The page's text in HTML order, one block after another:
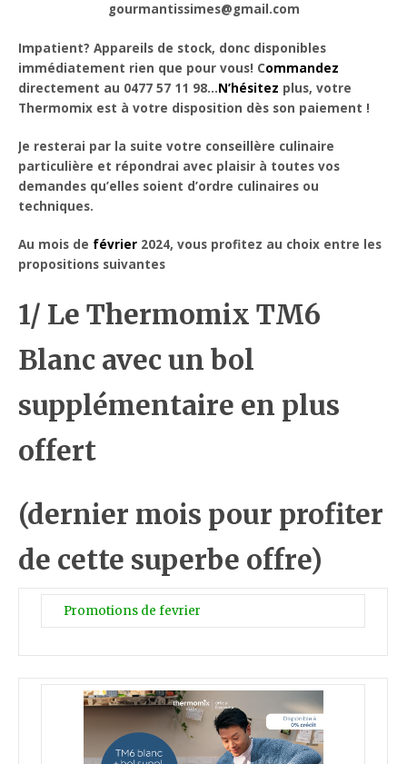
gourmantissimes@gmail.com
Impatient? Appareils de stock, donc disponibles
immédiatement rien que pour vous! Commandez
directement au 0477 57 11 98…N’hésitez plus, votre
Thermomix est à votre disposition dès son paiement !
Je resterai par la suite votre conseillère culinaire
particulière et répondrai avec plaisir à toutes vos
demandes qu’elles soient d’ordre culinaires ou
techniques.
Au mois de février 2024, vous profitez au choix entre les
propositions suivantes
1/ Le Thermomix TM6
Blanc avec un bol
supplémentaire en plus
offert
(dernier mois pour profiter
de cette superbe offre)
Promotions de fevrier